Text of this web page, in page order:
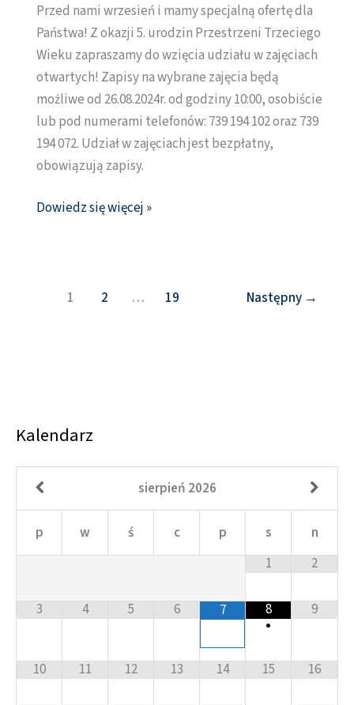
Przed nami wrzesień i mamy specjalną ofertę dla
Państwa! Z okazji 5. urodzin Przestrzeni Trzeciego
Wieku zapraszamy do wzięcia udziału w zajęciach
otwartych! Zapisy na wybrane zajęcia będą
możliwe od 26.08.2024r. od godziny 10:00, osobiście
lub pod numerami telefonów: 739 194 102 oraz 739
194 072. Udział w zajęciach jest bezpłatny,
obowiązują zapisy.
Dowiedz się więcej »
1 2 … 19 Następny →
Kalendarz
sierpień 2026
p w ś c p s
n
1
2
3 4 5 6 7
8
•
9
10 11 12 13 14 15 16